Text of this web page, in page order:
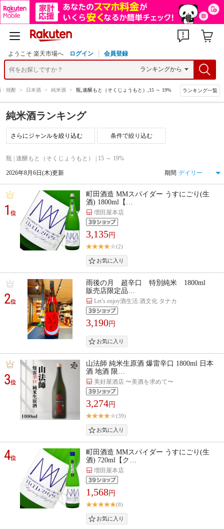
ようこそ 楽天市場へ ログイン 会員登録
・焼酎 > 日本酒 > 純米酒 > 瓶,速醸もと（そくじょうもと）,15 ～ 19% ランキング一覧
純米酒ランキング
条件で絞り込む
瓶 | 速醸もと（そくじょうもと） | 15 ～ 19%
2026年8月6日(木)更新 期間
1位
町田酒造 MMスパイダー うすにごり(生
酒) 1800ml【…
増田屋本店
3,135円
(2)
2位
雨後の月 超辛口 特別純米 1800ml
販売店限定品…
Let’s enjoy酒生活.酒文化 タナカ
3,190円
3位
山法師 純米生原酒 爆雷辛口 1800ml 日本
酒 地酒 限…
美好屋酒店 〜美酒を求めて〜
3,274円
(39)
4位
町田酒造 MMスパイダー うすにごり(生
酒) 720ml【ク…
増田屋本店
1,568円
(8)